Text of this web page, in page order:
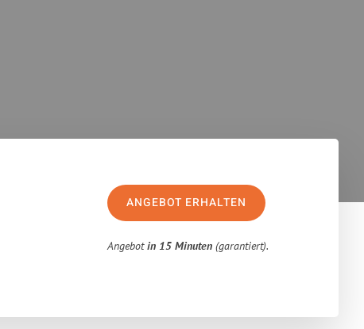
ANGEBOT ERHALTEN
Angebotin 15 Minuten (garantiert).